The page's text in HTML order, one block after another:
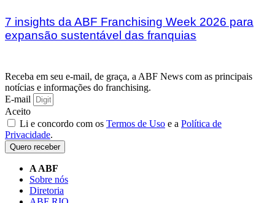
7 insights da ABF Franchising Week 2026 para
expansão sustentável das franquias
Receba em seu e-mail, de graça, a ABF News com as principais
notícias e informações do franchising.
E-mail
Aceito
Li e concordo com os Termos de Uso e a Política de
Privacidade.
Quero receber
A ABF
Sobre nós
Diretoria